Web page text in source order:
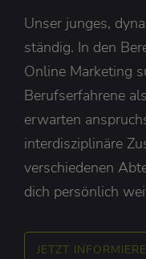
Unser junges,
ständig. In den
Online Marketing
Berufserfahrene
erwarten
interdisziplinäre
verschiedenen
dich persönlich
JETZT